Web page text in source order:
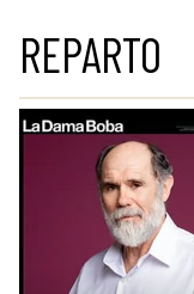
REPARTO